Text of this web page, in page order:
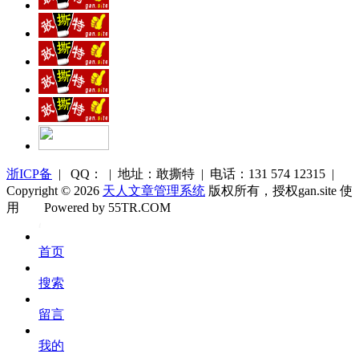
浙ICP备 | QQ： | 地址：敢撕特 | 电话：131 574 12315 |
Copyright © 2026 天人文章管理系统 版权所有，授权gan.site 使
用
库
Powered by 55TR.COM
首页
搜索
留言
我的